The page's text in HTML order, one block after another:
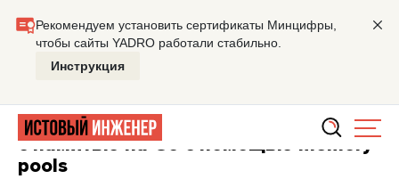
Главная Мастерская
Три способа оптимизировать работу
с памятью на Go с помощью memory
pools